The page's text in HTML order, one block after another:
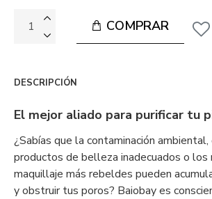
COMPRAR
DESCRIPCIÓN
El mejor aliado para purificar tu
¿Sabías que la contaminación
productos de belleza inadecuados o
maquillaje más rebeldes pueden
y obstruir tus poros? Baiobay es